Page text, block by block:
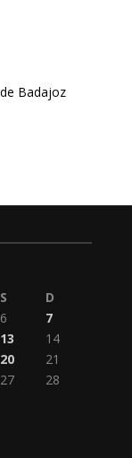
Badajoz
S
D
6
7
13
14
20
21
27
28